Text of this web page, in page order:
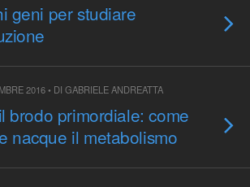
geni per studiare
2016 • DI GABRIELE ANDREATTA
brodo primordiale: come
nacque il metabolismo